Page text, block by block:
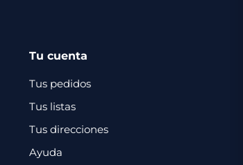
Tu cuenta
Tus pedidos
Tus listas
Tus direcciones
Ayuda